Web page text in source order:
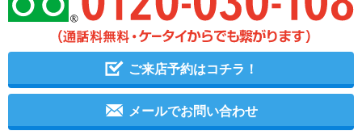
ご来店予約はコチラ！
メールでお問い合わせ